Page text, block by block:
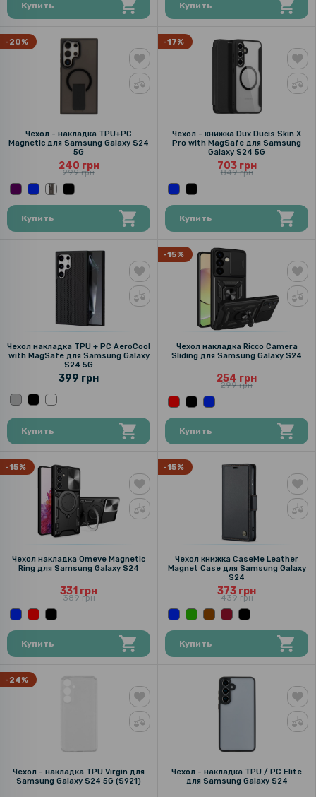
Купить Купить
-20%
Чехол - накладка TPU+PC
Magnetic для Samsung Galaxy S24
5G
240 грн
299 грн
Купить
-17%
Чехол - книжка Dux Ducis Skin X
Pro with MagSafe для Samsung
Galaxy S24 5G
703 грн
849 грн
Купить
Чехол накладка TPU + PC AeroCool
with MagSafe для Samsung Galaxy
S24 5G
399 грн
Купить
-15%
Чехол накладка Ricco Camera
Sliding для Samsung Galaxy S24
254 грн
299 грн
Купить
-15%
Чехол накладка Omeve Magnetic
Ring для Samsung Galaxy S24
331 грн
389 грн
Купить
-15%
Чехол книжка CaseMe Leather
Magnet Case для Samsung Galaxy
S24
373 грн
439 грн
Купить
-24%
Чехол - накладка TPU Virgin для
Samsung Galaxy S24 5G (S921)
Чехол - накладка TPU / PC Elite
для Samsung Galaxy S24